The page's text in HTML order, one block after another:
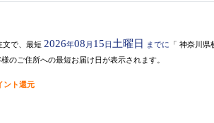
文で、最短 2026年08 月 15日 土曜日 までに 「 神奈川県
のご住所への最短お届け日が表示されます。
ント還元